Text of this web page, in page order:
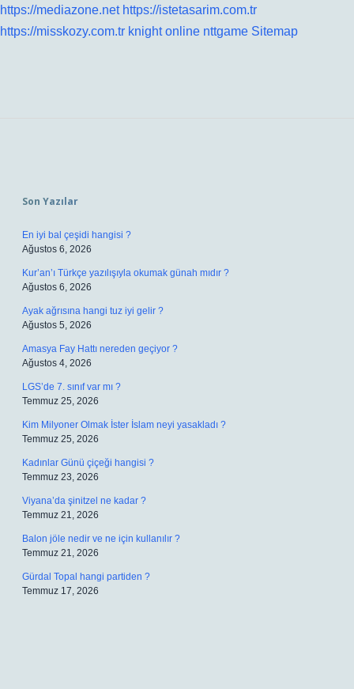
https://mediazone.net https://istetasarim.com.tr
https://misskozy.com.tr knight online nttgame Sitemap
Son Yazılar
En iyi bal çeşidi hangisi ?
Ağustos 6, 2026
Kur’an’ı Türkçe yazılışıyla okumak günah mıdır ?
Ağustos 6, 2026
Ayak ağrısına hangi tuz iyi gelir ?
Ağustos 5, 2026
Amasya Fay Hattı nereden geçiyor ?
Ağustos 4, 2026
LGS’de 7. sınıf var mı ?
Temmuz 25, 2026
Kim Milyoner Olmak İster İslam neyi yasakladı ?
Temmuz 25, 2026
Kadınlar Günü çiçeği hangisi ?
Temmuz 23, 2026
Viyana’da şinitzel ne kadar ?
Temmuz 21, 2026
Balon jöle nedir ve ne için kullanılır ?
Temmuz 21, 2026
Gürdal Topal hangi partiden ?
Temmuz 17, 2026